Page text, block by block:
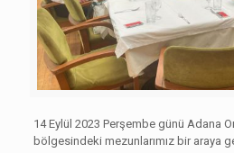
14 Eylül 2023 Perşembe günü Adana
bölgesindeki mezunlarımız bir araya